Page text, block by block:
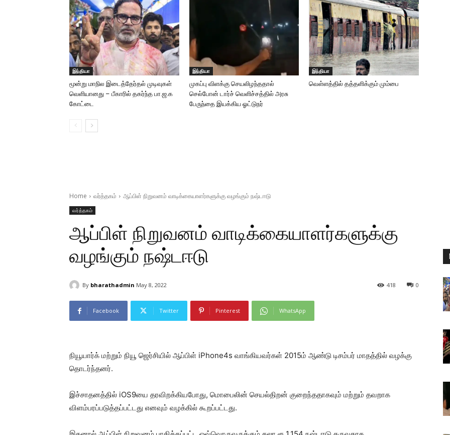
இந்தியா
மூன்று மாநில இடைத்தேர்தல் முடிவுகள்
வெளியானது – பீகாரில் தகர்ந்த பா.ஜ.க
கோட்டை
இந்தியா
முகப்பு விளக்கு செயலிழந்ததால்
செல்போன் டார்ச் வெளிச்சத்தில் அரசு
பேருந்தை இயக்கிய ஓட்டுநர்
இந்தியா
வெள்ளத்தில் தத்தளிக்கும் மும்பை